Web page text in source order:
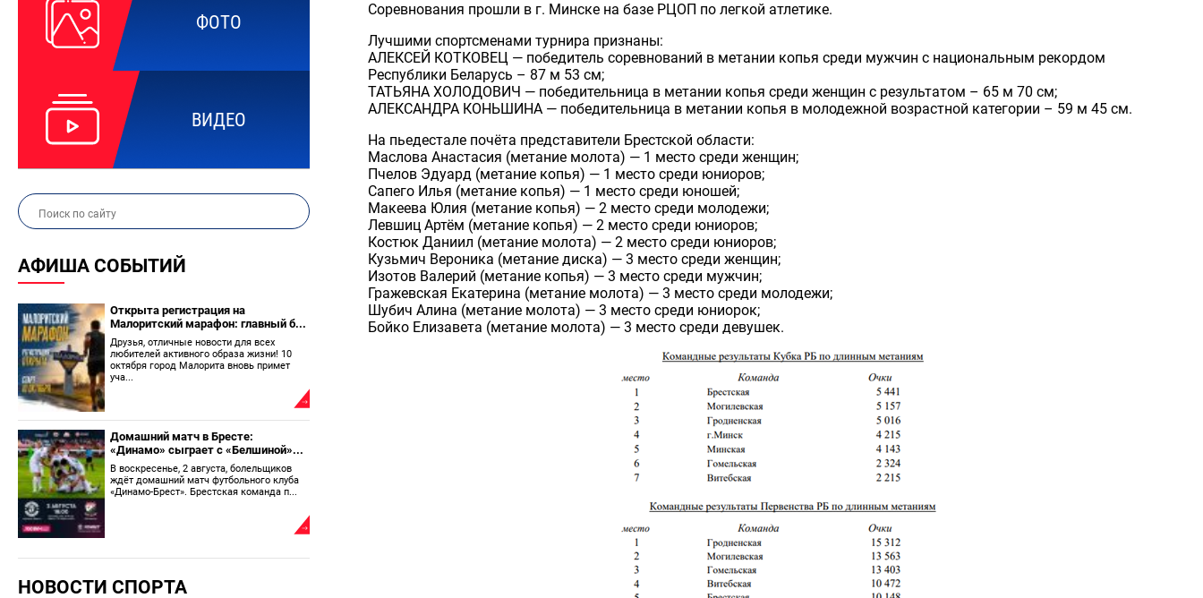
ФОТО
ВИДЕО
АФИША СОБЫТИЙ
Открыта регистрация на
Малоритский марафон: главный б...
Друзья, отличные новости для всех
любителей активного образа жизни! 10
октября город Малорита вновь примет
уча...
Домашний матч в Бресте:
«Динамо» сыграет с «Белшиной»...
В воскресенье, 2 августа, болельщиков
ждёт домашний матч футбольного клуба
«Динамо-Брест». Брестская команда п...
НОВОСТИ СПОРТА
Соревнования прошли в г. Минске на базе РЦОП по легкой атлетике.
Лучшими спортсменами турнира признаны:
АЛЕКСЕЙ КОТКОВЕЦ — победитель соревнований в метании копья среди мужчин с национальным рекордом
Республики Беларусь – 87 м 53 см;
ТАТЬЯНА ХОЛОДОВИЧ — победительница в метании копья среди женщин с результатом – 65 м 70 см;
АЛЕКСАНДРА КОНЬШИНА — победительница в метании копья в молодежной возрастной категории – 59 м 45 см.
На пьедестале почёта представители Брестской области:
Маслова Анастасия (метание молота) — 1 место среди женщин;
Пчелов Эдуард (метание копья) — 1 место среди юниоров;
Сапего Илья (метание копья) — 1 место среди юношей;
Макеева Юлия (метание копья) — 2 место среди молодежи;
Левшиц Артём (метание копья) — 2 место среди юниоров;
Костюк Даниил (метание молота) — 2 место среди юниоров;
Кузьмич Вероника (метание диска) — 3 место среди женщин;
Изотов Валерий (метание копья) — 3 место среди мужчин;
Гражевская Екатерина (метание молота) — 3 место среди молодежи;
Шубич Алина (метание молота) — 3 место среди юниорок;
Бойко Елизавета (метание молота) — 3 место среди девушек.